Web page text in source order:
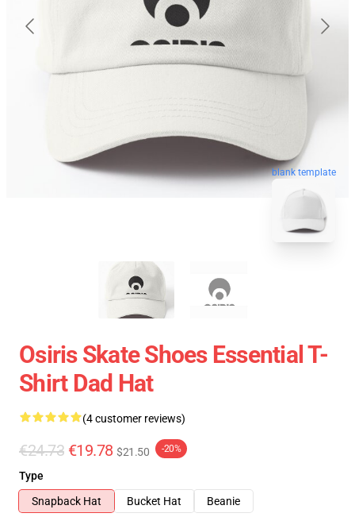
blank template
Osiris Skate Shoes Essential T-
Shirt Dad Hat
(4 customer reviews)
€24.73 €19.78 $21.50 -20%
Type
Snapback Hat
Bucket Hat
Beanie